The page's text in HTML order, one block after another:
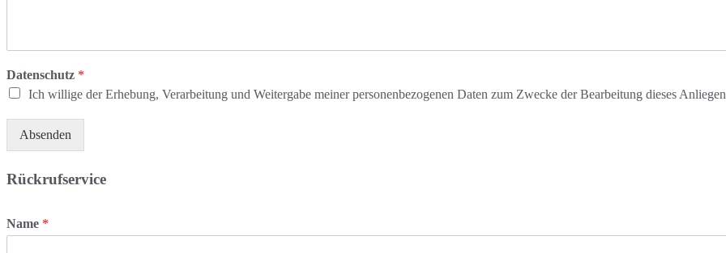
Datenschutz *
Ich willige der Erhebung, Verarbeitung und Weitergabe meiner personenbezogenen Daten zum Zwecke der Bearbeitung dieses
Absenden
Rückrufservice
Name *